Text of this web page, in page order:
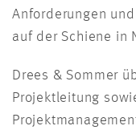
Anforderungen
auf der Schiene in
Drees & Sommer
Projektleitung